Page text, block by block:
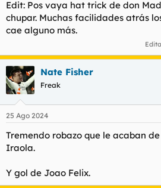
Edit: Pos vaya hat trick de don
chupar. Muchas facilidades atrás
cae alguno más.
Nate Fisher
Freak
25 Ago 2024
Tremendo robazo que le acaban
Iraola.
Y gol de Joao Felix.